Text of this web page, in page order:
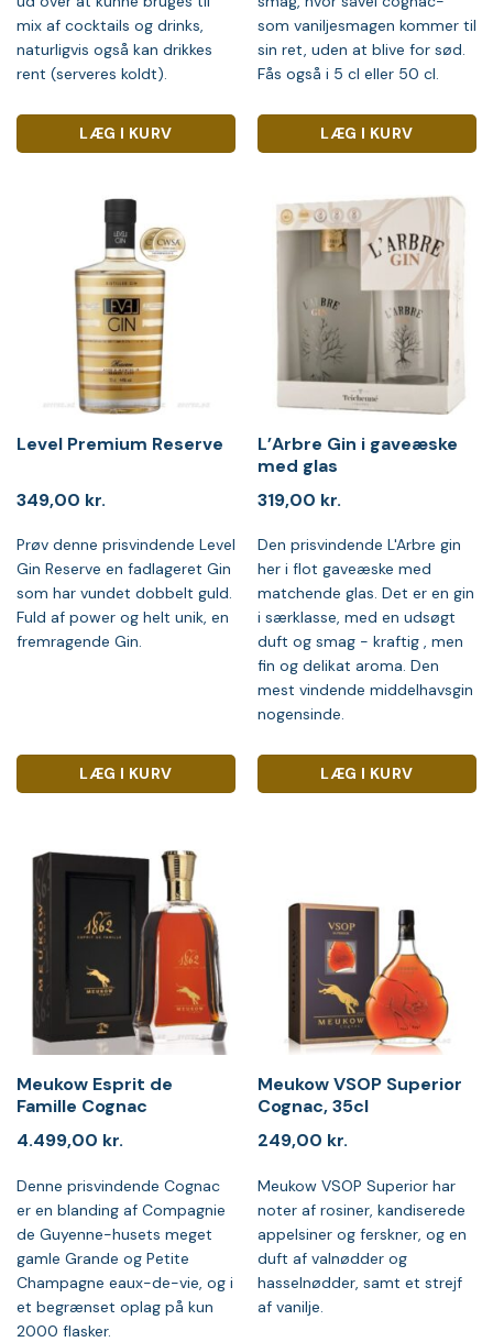
mix af cocktails og drinks,
naturligvis også kan drikkes
rent (serveres koldt).
LÆG I KURV
som vaniljesmagen kommer til
sin ret, uden at blive for sød.
Fås også i 5 cl eller 50 cl.
LÆG I KURV
Level Premium Reserve
349,00 kr.
Prøv denne prisvindende Level
Gin Reserve en fadlageret Gin
som har vundet dobbelt guld.
Fuld af power og helt unik, en
fremragende Gin.
LÆG I KURV
L’Arbre Gin i gaveæske
med glas
319,00 kr.
Den prisvindende L'Arbre gin
her i flot gaveæske med
matchende glas. Det er en gin
i særklasse, med en udsøgt
duft og smag - kraftig , men
fin og delikat aroma. Den
mest vindende middelhavsgin
nogensinde.
LÆG I KURV
Meukow Esprit de
Famille Cognac
4.499,00 kr.
Denne prisvindende Cognac
er en blanding af Compagnie
de Guyenne-husets meget
gamle Grande og Petite
Champagne eaux-de-vie, og i
et begrænset oplag på kun
2000 flasker.
Meukow VSOP Superior
Cognac, 35cl
249,00 kr.
Meukow VSOP Superior har
noter af rosiner, kandiserede
appelsiner og ferskner, og en
duft af valnødder og
hasselnødder, samt et strejf
af vanilje.